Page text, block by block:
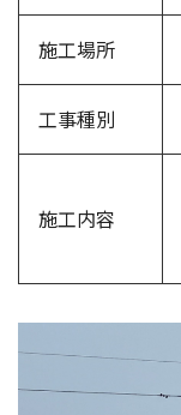
施工場所
工事種別
施工内容